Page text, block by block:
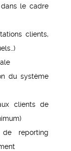
le cadre
clients,
du système
clients de
reporting